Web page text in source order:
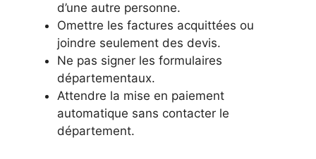
d’une autre personne.
Omettre les factures acquittées ou
joindre seulement des devis.
Ne pas signer les formulaires
départementaux.
Attendre la mise en paiement
automatique sans contacter le
département.